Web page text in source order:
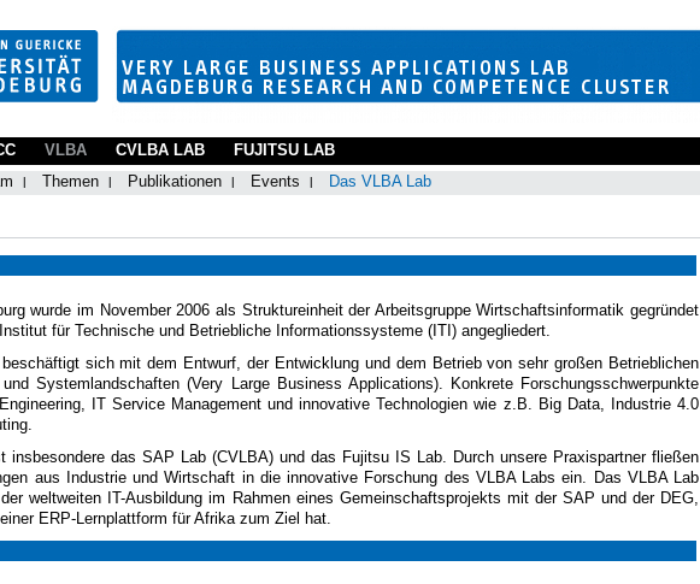
VLBA
Themen Publikationen Events Das VLBA Lab
CVLBA LAB FUJITSU LAB
wurde im November 2006 als Struktureinheit der Arbeitsgruppe Wirtschaftsinformatik gegründet
für Technische und Betriebliche Informationssysteme (ITI) angegliedert.
beschäftigt sich mit dem Entwurf, der Entwicklung und dem Betrieb von sehr großen Betrieblichen
Systemlandschaften (Very Large Business Applications). Konkrete Forschungsschwerpunkte
IT Service Management und innovative Technologien wie z.B. Big Data, Industrie 4.0
insbesondere das SAP Lab (CVLBA) und das Fujitsu IS Lab. Durch unsere Praxispartner fließen
aus Industrie und Wirtschaft in die innovative Forschung des VLBA Labs ein. Das VLBA Lab
weltweiten IT-Ausbildung im Rahmen eines Gemeinschaftsprojekts mit der SAP und der DEG,
ERP-Lernplattform für Afrika zum Ziel hat.